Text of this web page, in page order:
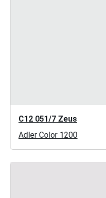
C12 051/7 Zeus
Adler Color 1200